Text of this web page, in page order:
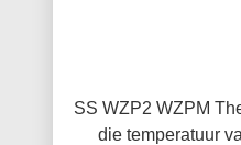
SS WZP2 WZPM
die temperatuur